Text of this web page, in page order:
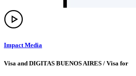
Impact Media
Visa and DIGITAS BUENOS AIRES / Visa for